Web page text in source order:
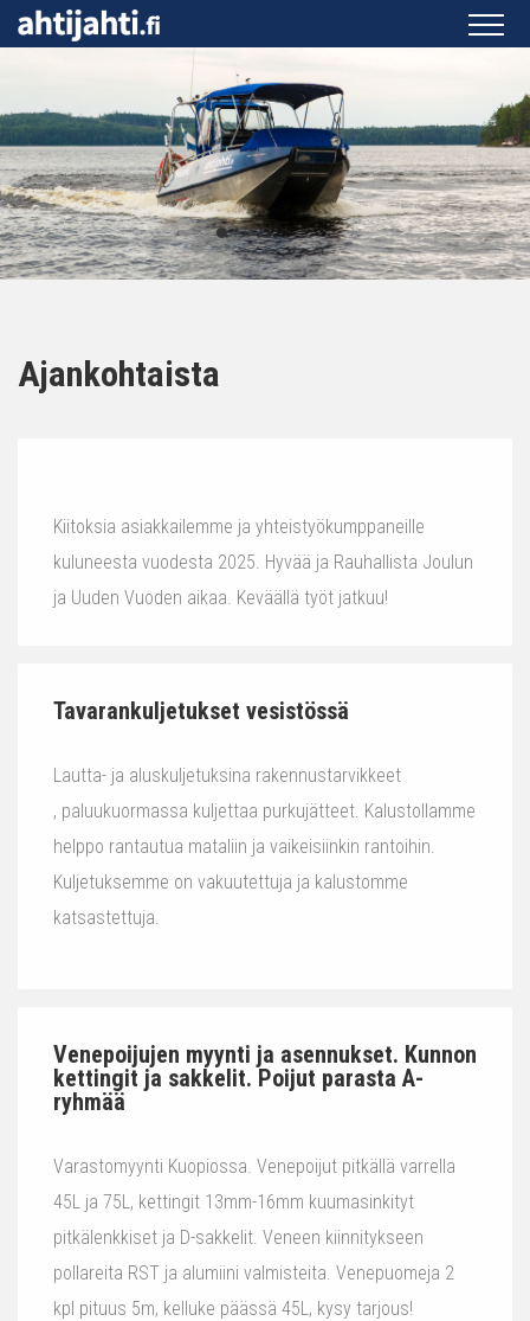
Ajankohtaista
Kiitoksia asiakkailemme ja yhteistyökumppaneille
kuluneesta vuodesta 2025. Hyvää ja Rauhallista Joulun
ja Uuden Vuoden aikaa. Keväällä työt jatkuu!
Tavarankuljetukset vesistössä
Lautta- ja aluskuljetuksina rakennustarvikkeet
, paluukuormassa kuljettaa purkujätteet. Kalustollamme
helppo rantautua mataliin ja vaikeisiinkin rantoihin.
Kuljetuksemme on vakuutettuja ja kalustomme
katsastettuja.
Venepoijujen myynti ja asennukset. Kunnon
kettingit ja sakkelit. Poijut parasta A-
ryhmää
Varastomyynti Kuopiossa. Venepoijut pitkällä varrella
45L ja 75L, kettingit 13mm-16mm kuumasinkityt
pitkälenkkiset ja D-sakkelit. Veneen kiinnitykseen
pollareita RST ja alumiini valmisteita. Venepuomeja 2
kpl pituus 5m, kelluke päässä 45L, kysy tarjous!